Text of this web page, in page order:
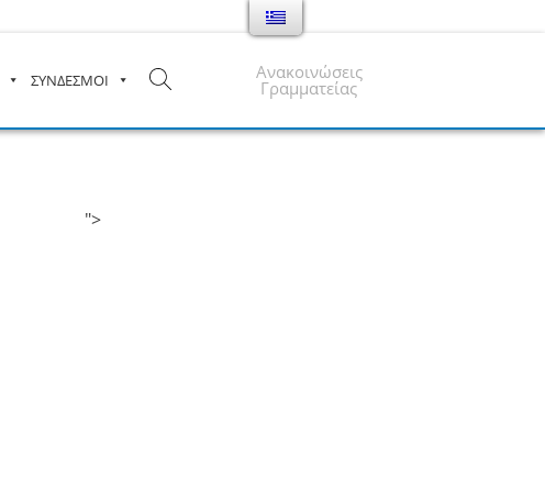
ΣΥΝΔΕΣΜΟΙ Ανακοινώσεις
Γραμματείας
">